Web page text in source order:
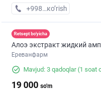
+998 (90) XXX-XX-XX
кo’rish
Retsept bo'yicha
Алоэ экстракт жидкий
Ереванфарм
Mavjud: 3 qadoqlar(1 soat
19 000 so'm